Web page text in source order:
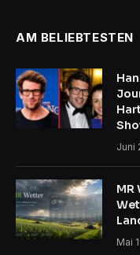
AM BELIEBTESTEN
Juni
MR
Mai